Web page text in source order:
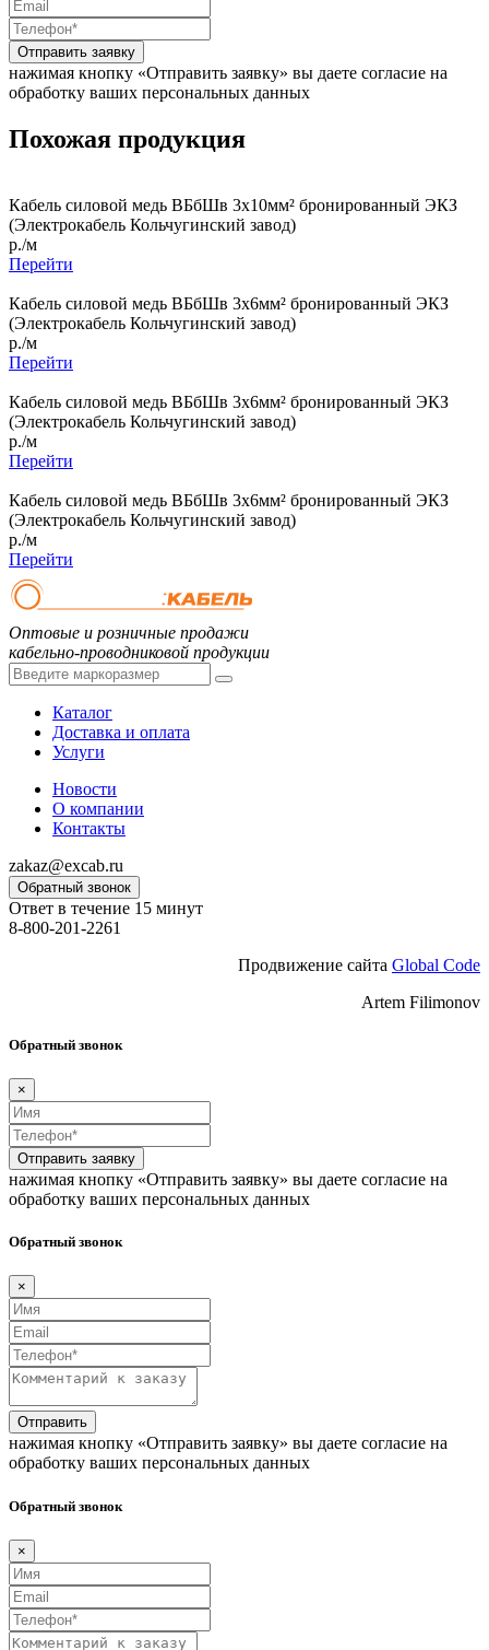
Отправить заявку
нажимая кнопку «Отправить заявку» вы даете согласие на
обработку ваших персональных данных
Похожая продукция
Кабель силовой медь ВБбШв 3x10мм² бронированный ЭКЗ
(Электрокабель Кольчугинский завод)
р./м
Перейти
Кабель силовой медь ВБбШв 3x6мм² бронированный ЭКЗ
(Электрокабель Кольчугинский завод)
р./м
Перейти
Кабель силовой медь ВБбШв 3x6мм² бронированный ЭКЗ
(Электрокабель Кольчугинский завод)
р./м
Перейти
Кабель силовой медь ВБбШв 3x6мм² бронированный ЭКЗ
(Электрокабель Кольчугинский завод)
р./м
Перейти
Оптовые и розничные продажи
кабельно-проводниковой продукции
Каталог
Доставка и оплата
Услуги
Новости
О компании
Контакты
zakaz@excab.ru
Обратный звонок
Ответ в течение 15 минут
8-800-201-2261
Продвижение сайта Global Code
Artem Filimonov
Обратный звонок
×
Отправить заявку
нажимая кнопку «Отправить заявку» вы даете согласие на
обработку ваших персональных данных
Обратный звонок
×
Отправить
нажимая кнопку «Отправить заявку» вы даете согласие на
обработку ваших персональных данных
Обратный звонок
×